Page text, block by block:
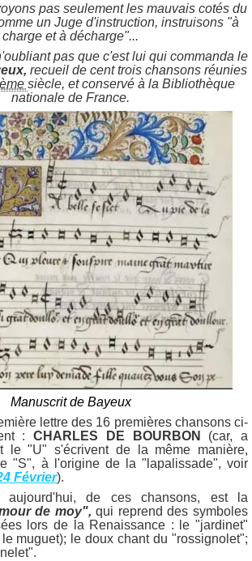
pas seulement les mauvais cotés du
un Juge d'instruction, instruisons "à
charge et à décharge"...
pas que c'est lui qui commanda le
recueil de cent trois chansons réunies
siècle, et conservé à la Bibliothèque
nationale de France.
Manuscrit de Bayeux
lettre des 16 premières chansons ci-
: CHARLES DE BOURBON
(car, a
le "U" s'écrivent de la même manière,
"S", à l'origine de la "lapalissade", voir
Février).
aujourd'hui, de ces chansons, est la
de moy",qui reprend des symboles
lors de la Renaissance : le "jardinet"
muguet); le doux chant du "rossignolet";